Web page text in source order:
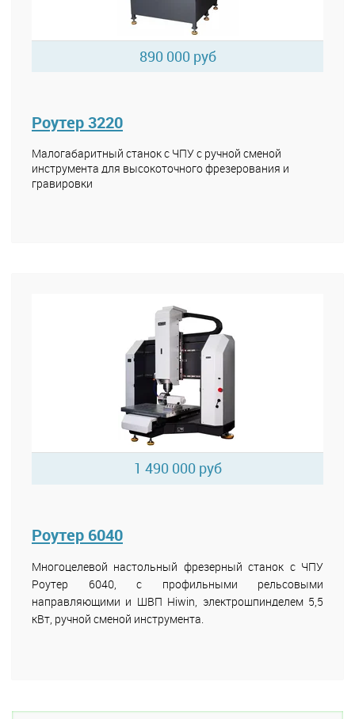
890 000 руб
Роутер 3220
Малогабаритный станок с ЧПУ с ручной сменой
инструмента для высокоточного фрезерования и
гравировки
1 490 000 руб
Роутер 6040
Многоцелевой настольный фрезерный станок с ЧПУ
Роутер 6040, с профильными рельсовыми
направляющими и ШВП Hiwin, электрошпинделем 5,5
кВт, ручной сменой инструмента.